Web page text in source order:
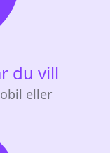
du vill
eller